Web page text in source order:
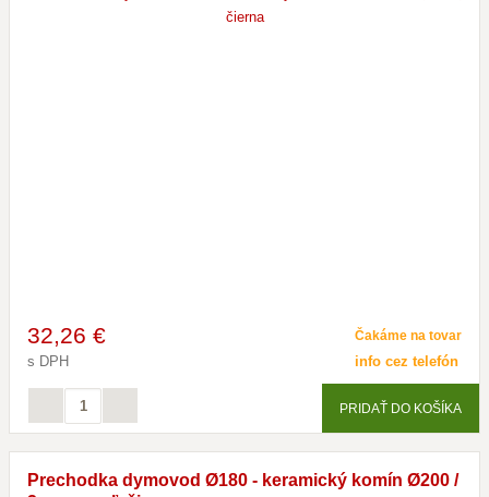
32,26 €
s DPH
Čakáme na tovar
info cez telefón
PRIDAŤ DO KOŠÍKA
Prechodka dymovod Ø180 - keramický komín Ø200 /